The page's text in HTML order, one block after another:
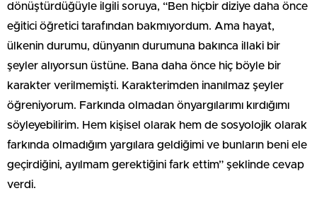
dönüştürdüğüyle ilgili soruya, “Ben hiçbir diziye daha önce
eğitici öğretici tarafından bakmıyordum. Ama hayat,
ülkenin durumu, dünyanın durumuna bakınca illaki bir
şeyler alıyorsun üstüne. Bana daha önce hiç böyle bir
karakter verilmemişti. Karakterimden inanılmaz şeyler
öğreniyorum. Farkında olmadan önyargılarımı kırdığımı
söyleyebilirim. Hem kişisel olarak hem de sosyolojik olarak
farkında olmadığım yargılara geldiğimi ve bunların beni ele
geçirdiğini, ayılmam gerektiğini fark ettim” şeklinde cevap
verdi.